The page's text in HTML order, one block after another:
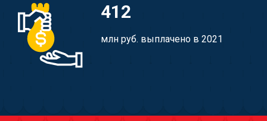
412
млн руб. выплачено в 2021